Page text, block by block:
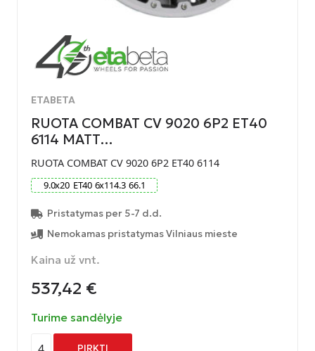
ETABETA
RUOTA COMBAT CV 9020 6P2 ET40
6114 MATT…
RUOTA COMBAT CV 9020 6P2 ET40 6114
9.0x20 ET40 6x114.3 66.1
Pristatymas per 5-7 d.d.
Nemokamas pristatymas Vilniaus mieste
Kaina už vnt.
537,42 €
Turime sandėlyje
PIRKTI